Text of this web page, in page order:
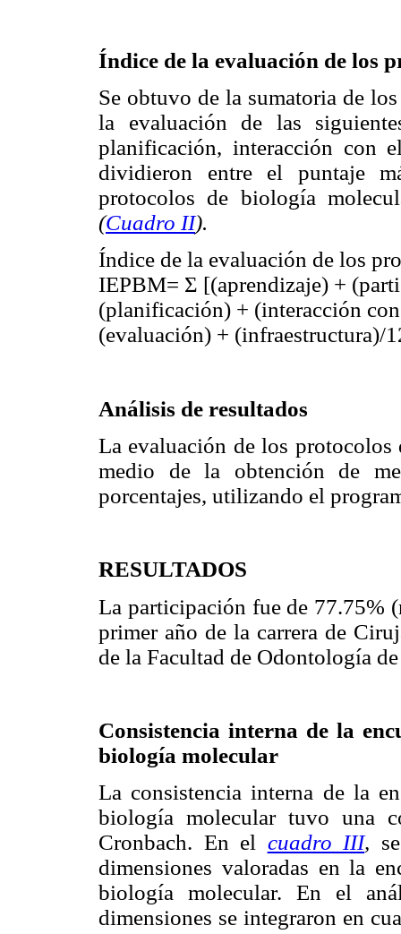
Índice de la evaluación de los
Se obtuvo de la sumatoria de
la evaluación de las
planificación, interacción con
dividieron entre el puntaje
protocolos de biología
(Cuadro II).
Índice de la evaluación de los
IEPBM= Σ [(aprendizaje) +
(planificación) + (interacción
(evaluación) + (infraestructura)/
Análisis de resultados
La evaluación de los
medio de la obtención de
porcentajes, utilizando el
RESULTADOS
La participación fue de 77.75%
primer año de la carrera de
de la Facultad de Odontología
Consistencia interna de la
biología molecular
La consistencia interna de la
biología molecular tuvo una
Cronbach. En el cuadro III,
dimensiones valoradas en la
biología molecular. En el
dimensiones se integraron en